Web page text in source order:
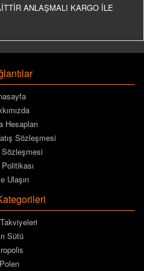
ANLAŞMALI KARGO İLE
Hesapları
Sözleşmesi
Ulaşın
Sütü
Polen